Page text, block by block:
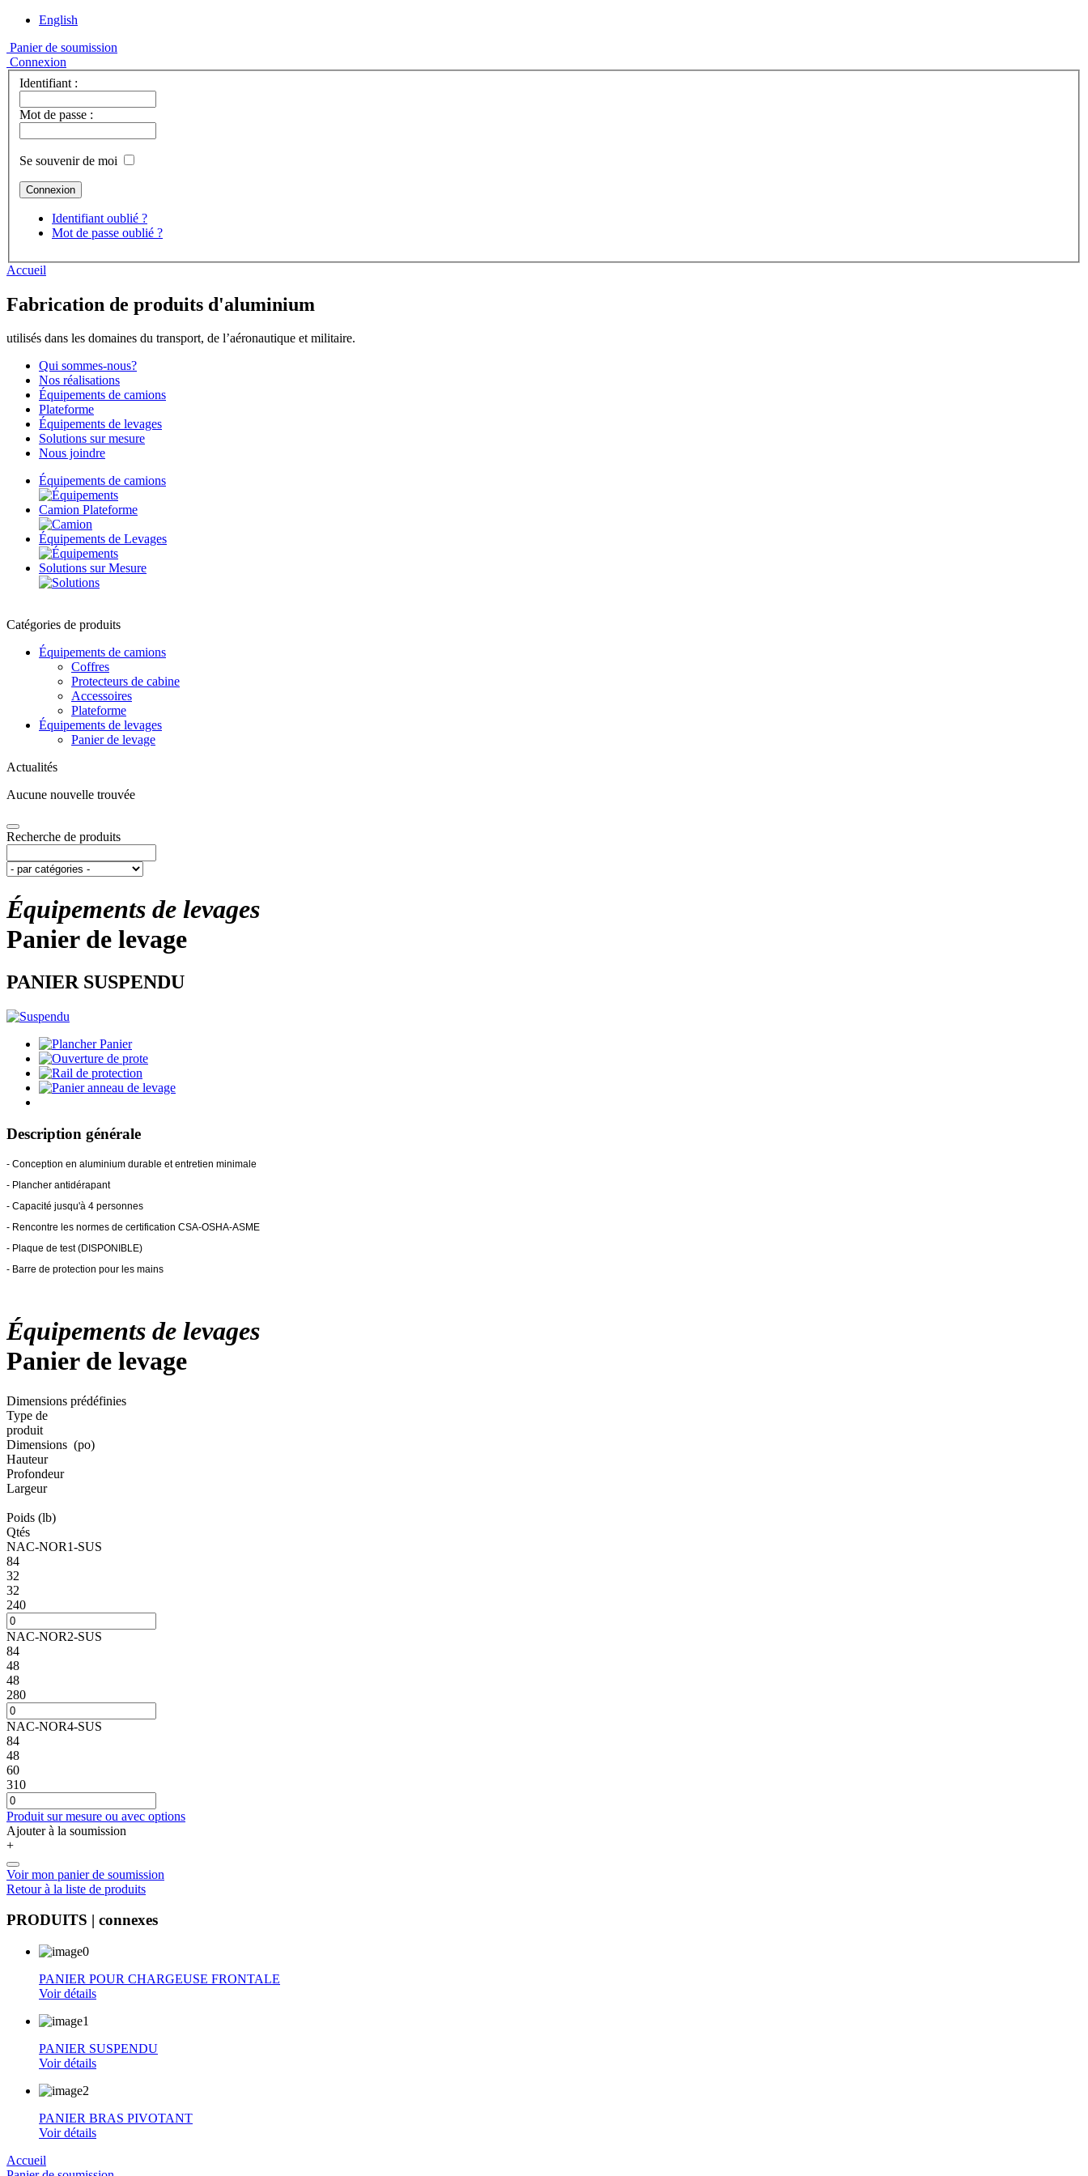
English
Panier de soumission
Connexion
Identifiant :
Mot de passe :
Se souvenir de moi
Identifiant oublié ?
Mot de passe oublié ?
Accueil
Fabrication de produits d'aluminium
utilisés dans les domaines du transport, de l’aéronautique et militaire.
Qui sommes-nous?
Nos réalisations
Équipements de camions
Plateforme
Équipements de levages
Solutions sur mesure
Nous joindre
Équipements de camions
Camion Plateforme
Équipements de Levages
Solutions sur Mesure
Catégories de produits
Équipements de camions
Coffres
Protecteurs de cabine
Accessoires
Plateforme
Équipements de levages
Panier de levage
Actualités
Aucune nouvelle trouvée
Recherche de produits
Équipements de levages
Panier de levage
PANIER SUSPENDU
Description générale
- Conception en aluminium durable et entretien minimale
- Plancher antidérapant
- Capacité jusqu'à 4 personnes
- Rencontre les normes de certification CSA-OSHA-ASME
- Plaque de test (DISPONIBLE)
- Barre de protection pour les mains
Équipements de levages
Panier de levage
Dimensions prédéfinies
Type de
produit
Dimensions (po)
Hauteur
Profondeur
Largeur
Poids (lb)
Qtés
NAC-NOR1-SUS
84
32
32
240
NAC-NOR2-SUS
84
48
48
280
NAC-NOR4-SUS
84
48
60
310
Produit sur mesure ou avec options
Ajouter à la soumission
+
Voir mon panier de soumission
Retour à la liste de produits
PRODUITS | connexes
PANIER POUR CHARGEUSE FRONTALE
Voir détails
PANIER SUSPENDU
Voir détails
PANIER BRAS PIVOTANT
Voir détails
Accueil